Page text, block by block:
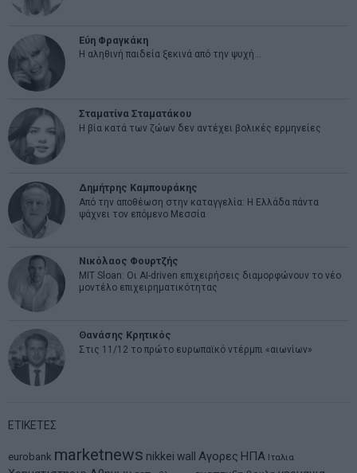
Εύη Φραγκάκη
Η αληθινή παιδεία ξεκινά από την ψυχή…
Σταματίνα Σταματάκου
Η βία κατά των ζώων δεν αντέχει βολικές ερμηνείες
Δημήτρης Καμπουράκης
Από την αποθέωση στην καταγγελία: Η Ελλάδα πάντα
ψάχνει τον επόμενο Μεσσία
Νικόλαος Φουρτζής
MIT Sloan: Οι AI-driven επιχειρήσεις διαμορφώνουν το νέο
μοντέλο επιχειρηματικότητας
Θανάσης Κρητικός
Στις 11/12 το πρώτο ευρωπαϊκό ντέρμπι «αιωνίων»
ΕΤΙΚΕΤΕΣ
eurobank marketnews nikkei wall Αγορες ΗΠΑ Ιταλια